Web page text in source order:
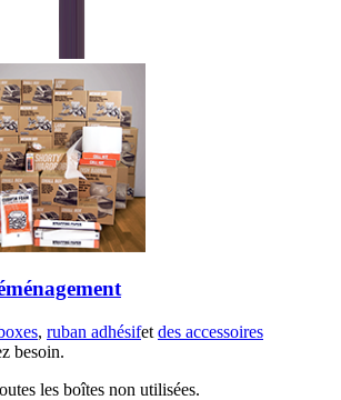
, ruban adhésifet des accessoires
besoin.
les boîtes non utilisées.